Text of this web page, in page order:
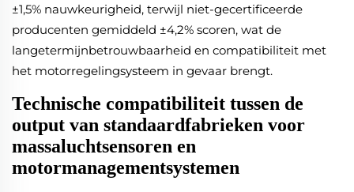
±1,5% nauwkeurigheid, terwijl niet-gecertificeerde
producenten gemiddeld ±4,2% scoren, wat de
langetermijnbetrouwbaarheid en compatibiliteit met
het motorregelingsysteem in gevaar brengt.
Technische compatibiliteit tussen de
output van standaardfabrieken voor
massaluchtsensoren en
motormanagementsystemen